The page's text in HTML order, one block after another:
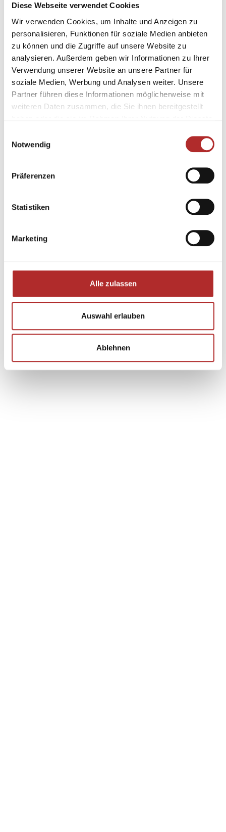
Diese Webseite verwendet Cookies
Wir verwenden Cookies, um Inhalte und Anzeigen zu
personalisieren, Funktionen für soziale Medien anbieten
zu können und die Zugriffe auf unsere Website zu
analysieren. Außerdem geben wir Informationen zu Ihrer
Verwendung unserer Website an unsere Partner für
soziale Medien, Werbung und Analysen weiter. Unsere
Partner führen diese Informationen möglicherweise mit
weiteren Daten zusammen, die Sie ihnen bereitgestellt
Notwendig
Präferenzen
Statistiken
Marketing
Alle zulassen
Auswahl erlauben
Ablehnen